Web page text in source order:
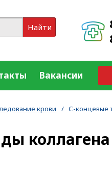
Найти
Вакансии
крови / С-концевые